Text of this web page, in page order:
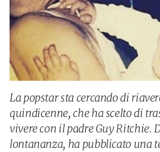
La popstar sta cercando di
quindicenne, che ha scelto di
vivere con il padre Guy Ritchie.
lontananza, ha pubblicato una